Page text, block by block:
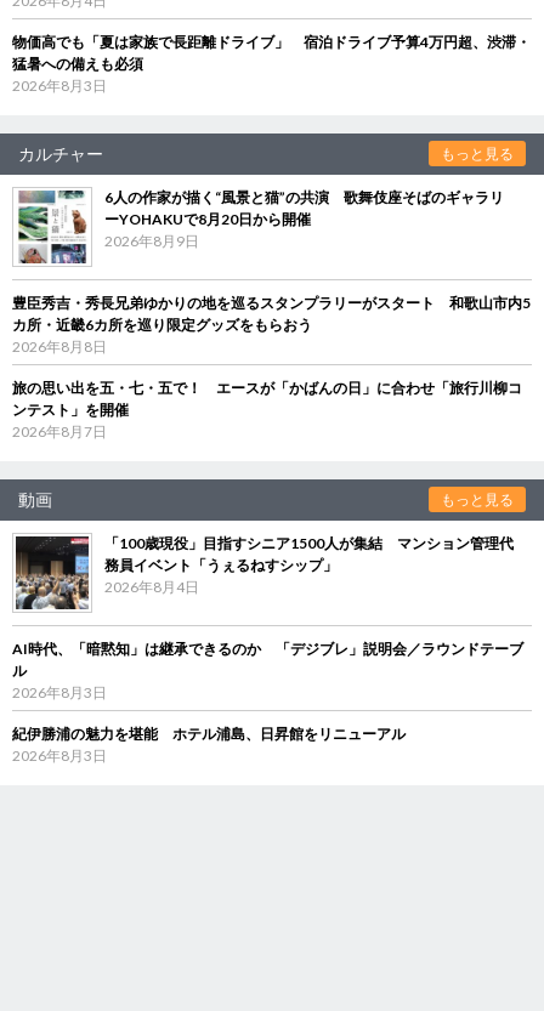
物価高でも「夏は家族で長距離ドライブ」 宿泊ドライブ予算4万円超、渋滞・
猛暑への備えも必須
2026年8月3日
カルチャー もっと見る
6人の作家が描く“風景と猫”の共演 歌舞伎座そばのギャラリ
ーYOHAKUで8月20日から開催
2026年8月9日
豊臣秀吉・秀長兄弟ゆかりの地を巡るスタンプラリーがスタート 和歌山市内5
カ所・近畿6カ所を巡り限定グッズをもらおう
2026年8月8日
旅の思い出を五・七・五で！ エースが「かばんの日」に合わせ「旅行川柳コ
ンテスト」を開催
2026年8月7日
動画 もっと見る
「100歳現役」目指すシニア1500人が集結 マンション管理代
務員イベント「うぇるねすシップ」
2026年8月4日
AI時代、「暗黙知」は継承できるのか 「デジブレ」説明会／ラウンドテーブ
ル
2026年8月3日
紀伊勝浦の魅力を堪能 ホテル浦島、日昇館をリニューアル
2026年8月3日